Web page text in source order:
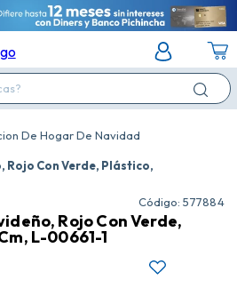
De Hogar De Navidad
Con Verde, Plástico,
: 577884
Rojo Con Verde,
L-00661-1